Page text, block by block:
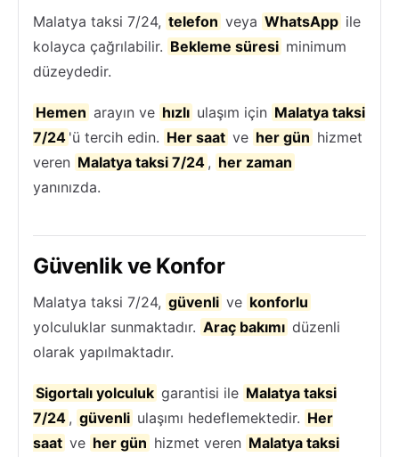
Malatya taksi 7/24, telefon veya WhatsApp ile
kolayca çağrılabilir. Bekleme süresi minimum
düzeydedir.
Hemen arayın ve hızlı ulaşım için Malatya taksi
7/24 'ü tercih edin. Her saat ve her gün hizmet
veren Malatya taksi 7/24 , her zaman
yanınızda.
Güvenlik ve Konfor
Malatya taksi 7/24, güvenli ve konforlu
yolculuklar sunmaktadır. Araç bakımı düzenli
olarak yapılmaktadır.
Sigortalı yolculuk garantisi ile Malatya taksi
7/24 , güvenli ulaşımı hedeflemektedir. Her
saat ve her gün hizmet veren Malatya taksi